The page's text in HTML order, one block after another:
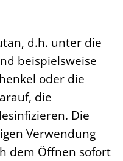
d.h. unter die
beispielsweise
oder die
die
Die
Verwendung
dem Öffnen sofort